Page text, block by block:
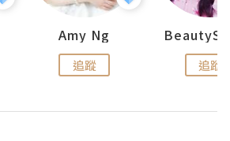
Amy Ng
追蹤 追蹤